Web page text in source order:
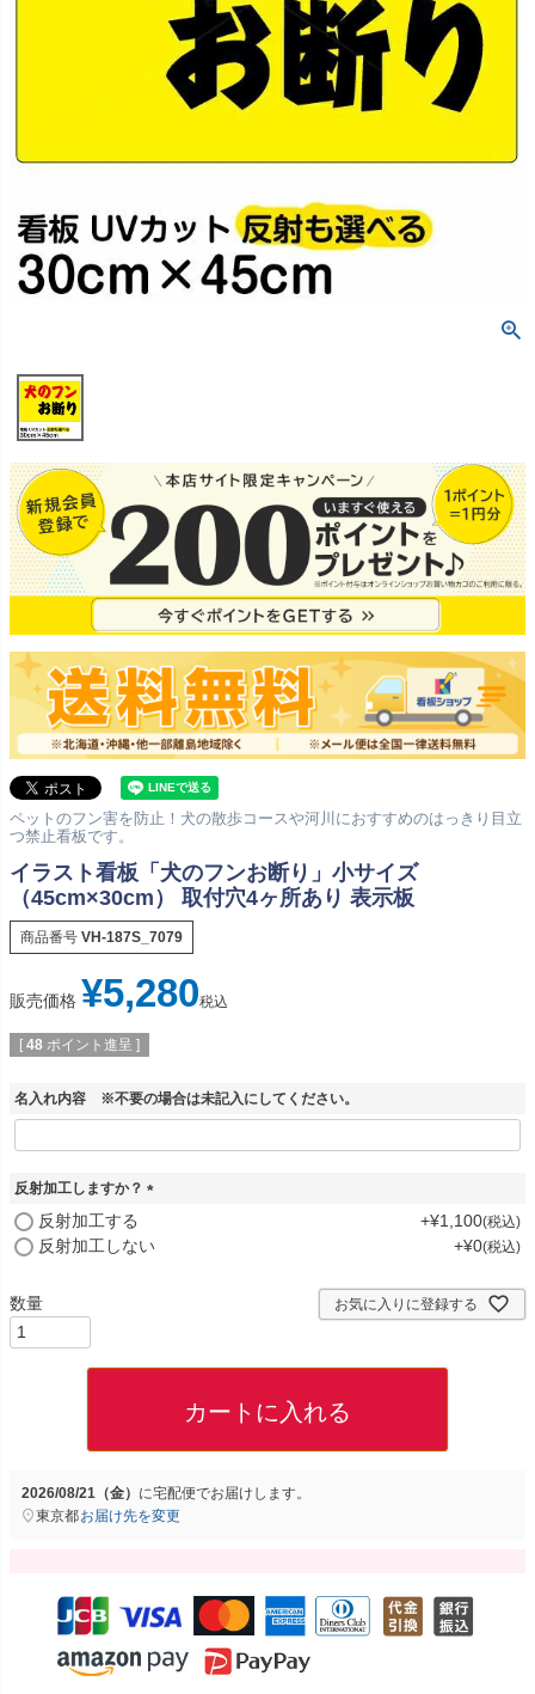
ペットのフン害を防止！犬の散歩コースや河川におすすめのはっきり目立
つ禁止看板です。
イラスト看板「犬のフンお断り」小サイズ
（45cm×30cm） 取付穴4ヶ所あり 表示板
商品番号 VH-187S_7079
販売価格 ¥5,280税込
[ 48 ポイント進呈 ]
名入れ内容 ※不要の場合は未記入にしてください。
反射加工しますか？
反射加工する +¥1,100 税込
反射加工しない +¥0 税込
お気に入りに登録する
カートに入れる
2026/08/21（金） に宅配便でお届けします。
東京都お届け先を変更